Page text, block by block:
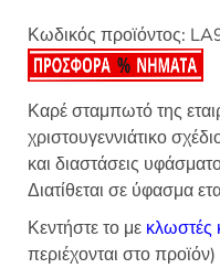
Κωδικός προϊόντος:
Καρέ σταμπωτό της
χριστουγεννιάτικο
και διαστάσεις
Διατίθεται σε ύφασμα
Κεντήστε το με κλωστές
περιέχονται στο προϊόν)